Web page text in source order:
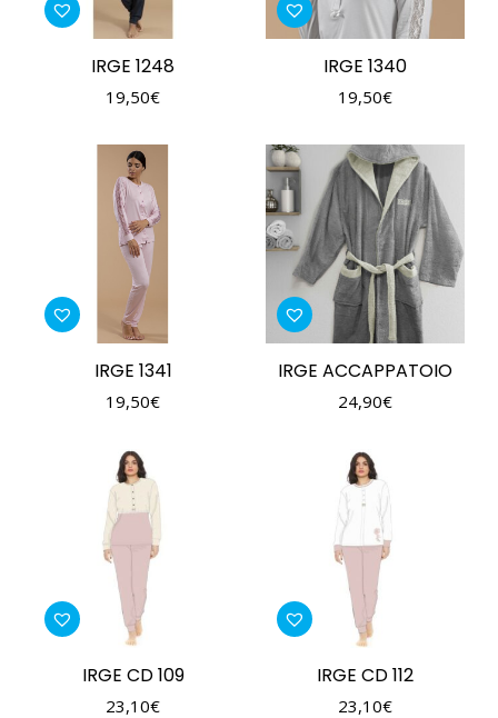
IRGE 1248
19,50€
IRGE 1340
19,50€
IRGE 1341
19,50€
IRGE ACCAPPATOIO
24,90€
IRGE CD 109
23,10€
IRGE CD 112
23,10€